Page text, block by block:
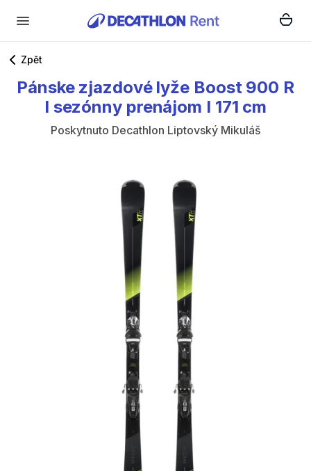
Zpět
Pánske zjazdové lyže Boost 900 R
I sezónny prenájom I 171 cm
Poskytnuto Decathlon Liptovský Mikuláš